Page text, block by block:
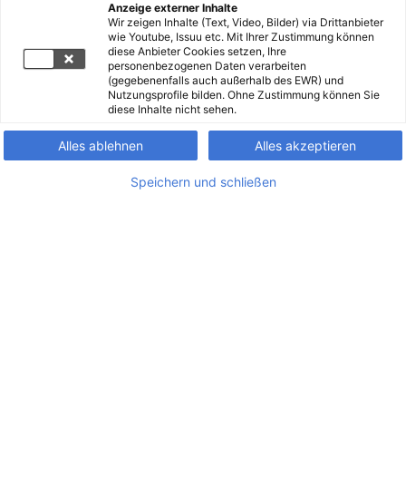
Anzeige externer Inhalte
Wir zeigen Inhalte (Text, Video, Bilder) via Drittanbieter
wie Youtube, Issuu etc. Mit Ihrer Zustimmung können
diese Anbieter Cookies setzen, Ihre
personenbezogenen Daten verarbeiten
(gegebenenfalls auch außerhalb des EWR) und
Nutzungsprofile bilden. Ohne Zustimmung können Sie
diese Inhalte nicht sehen.
Alles ablehnen Alles akzeptieren
Speichern und schließen